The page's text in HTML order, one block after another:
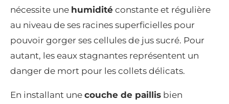
nécessite une humidité constante et régulière
au niveau de ses racines superficielles pour
pouvoir gorger ses cellules de jus sucré. Pour
autant, les eaux stagnantes représentent un
danger de mort pour les collets délicats.
En installant une couche de paillis bien